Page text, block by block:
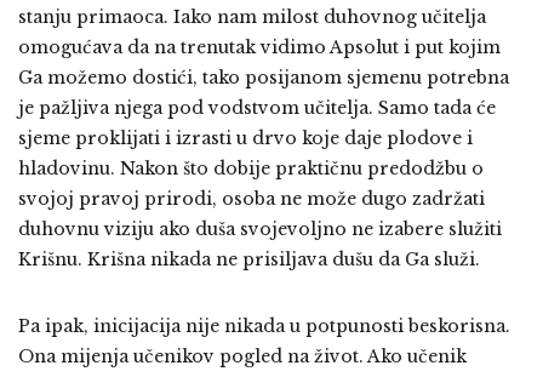
stanju primaoca. Iako nam milost duhovnog učitelja
omogućava da na trenutak vidimo Apsolut i put kojim
Ga možemo dostići, tako posijanom sjemenu potrebna
je pažljiva njega pod vodstvom učitelja. Samo tada će
sjeme proklijati i izrasti u drvo koje daje plodove i
hladovinu. Nakon što dobije praktičnu predodžbu o
svojoj pravoj prirodi, osoba ne može dugo zadržati
duhovnu viziju ako duša svojevoljno ne izabere služiti
Krišnu. Krišna nikada ne prisiljava dušu da Ga služi.
Pa ipak, inicijacija nije nikada u potpunosti beskorisna.
Ona mijenja učenikov pogled na život. Ako učenik